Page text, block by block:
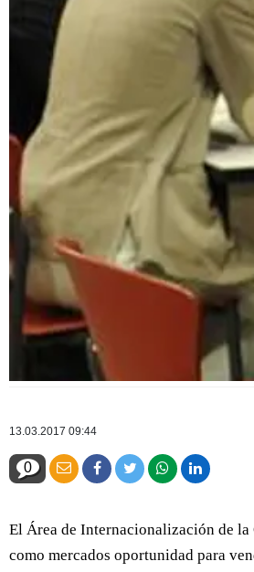
13.03.2017 09:44
0
El Área de Internacionalización de la
como mercados oportunidad para